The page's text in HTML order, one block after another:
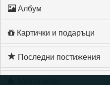
Албум
Картички и подаръци
Последни постижения